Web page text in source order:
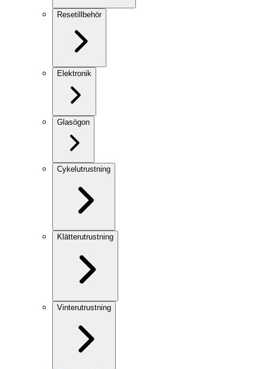
Resetillbehör
Elektronik
Glasögon
Cykelutrustning
Klätterutrustning
Vinterutrustning